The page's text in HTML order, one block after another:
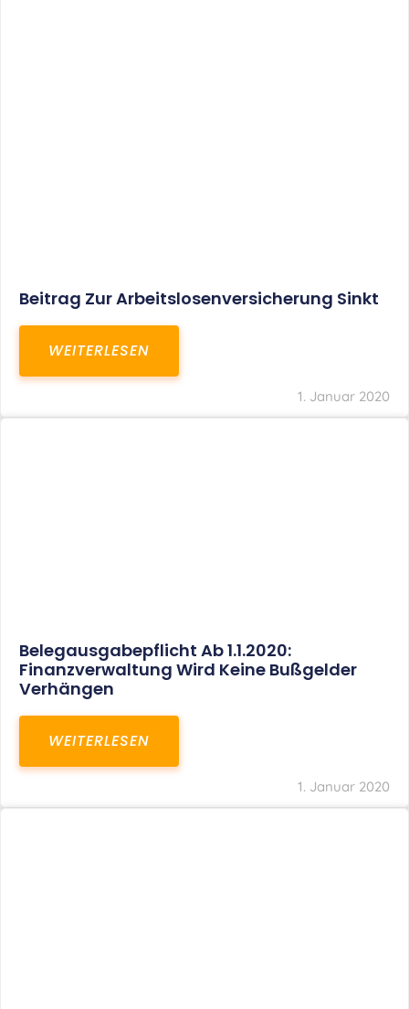
Beitrag Zur Arbeitslosenversicherung Sinkt
WEITERLESEN
1. Januar 2020
Belegausgabepflicht Ab 1.1.2020:
Finanzverwaltung Wird Keine Bußgelder
Verhängen
WEITERLESEN
1. Januar 2020